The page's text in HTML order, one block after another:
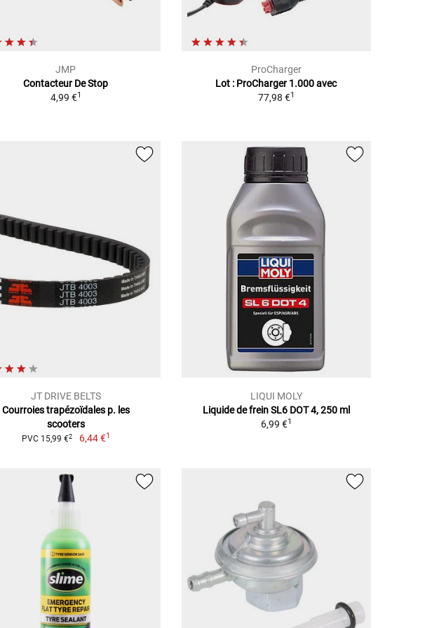
JMP
Contacteur De Stop
4,99 €1
ProCharger
Lot : ProCharger 1.000 avec
77,98 €1
JT DRIVE BELTS
Courroies trapézoïdales p. les
scooters
PVC 15,99 €2 6,44 €1
LIQUI MOLY
Liquide de frein SL6 DOT 4, 250 ml
6,99 €1